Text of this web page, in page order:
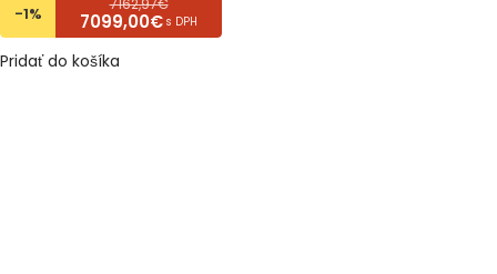
-1% 7162,97€
7099,00€ s DPH
Pridať do košíka